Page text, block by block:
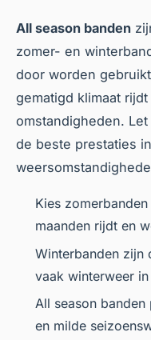
All season banden
zomer- en
door worden
gematigd klimaat
omstandigheden.
de beste prestaties
Kies
maanden rijdt en
Winterbanden zijn
vaak winterweer
All season
en milde